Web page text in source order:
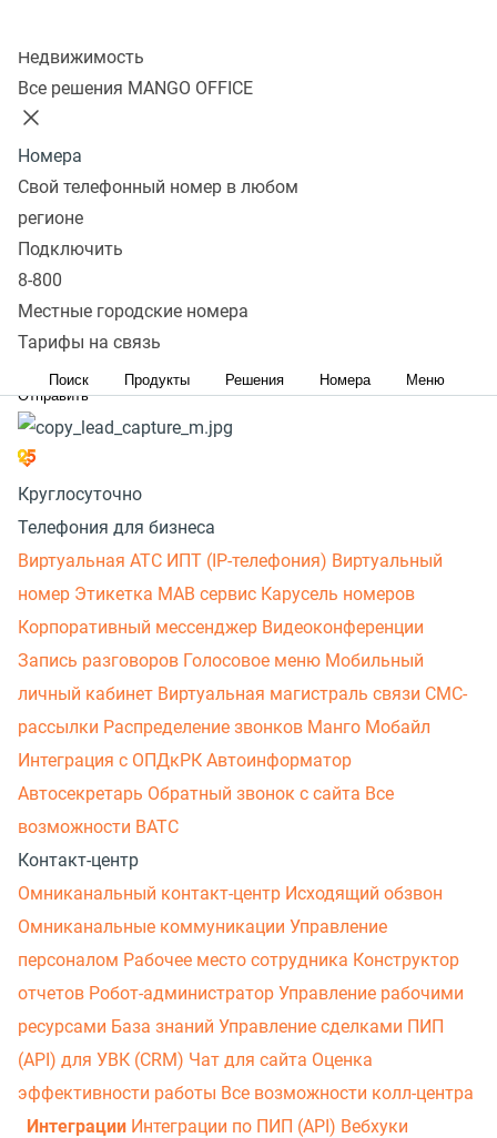
Недвижимость
Все решения MANGO OFFICE
Номера
Свой телефонный номер в любом
регионе
Подключить
8-800
Местные городские номера
Тарифы на связь
Поиск Продукты Решения Номера Меню
Некорректно заполнено поле
Телефон
Некорректно заполнено поле
Я даю согласие на
Необходимо принять согласие с политикой обработки
персональных данных
Я согласен на
новостях, информации о текущих акциях и бонусах
Круглосуточно
Телефония для бизнеса
Виртуальная АТС ИПТ (IP-телефония) Виртуальный
номер Этикетка МАВ сервис Карусель номеров
Корпоративный мессенджер Видеоконференции
Запись разговоров Голосовое меню Мобильный
личный кабинет Виртуальная магистраль связи СМС-
рассылки Распределение звонков Манго Мобайл
Интеграция с ОПДкРК Автоинформатор
Автосекретарь Обратный звонок с сайта Все
возможности ВАТС
Контакт-центр
Омниканальный контакт-центр Исходящий обзвон
Омниканальные коммуникации Управление
персоналом Рабочее место сотрудника Конструктор
отчетов Робот-администратор Управление рабочими
ресурсами База знаний Управление сделками ПИП
(API) для УВК (CRM) Чат для сайта Оценка
эффективности работы Все возможности колл-центра
Интеграции Интеграции по ПИП (API) Вебхуки